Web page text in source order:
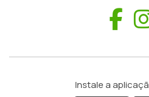
Instale a